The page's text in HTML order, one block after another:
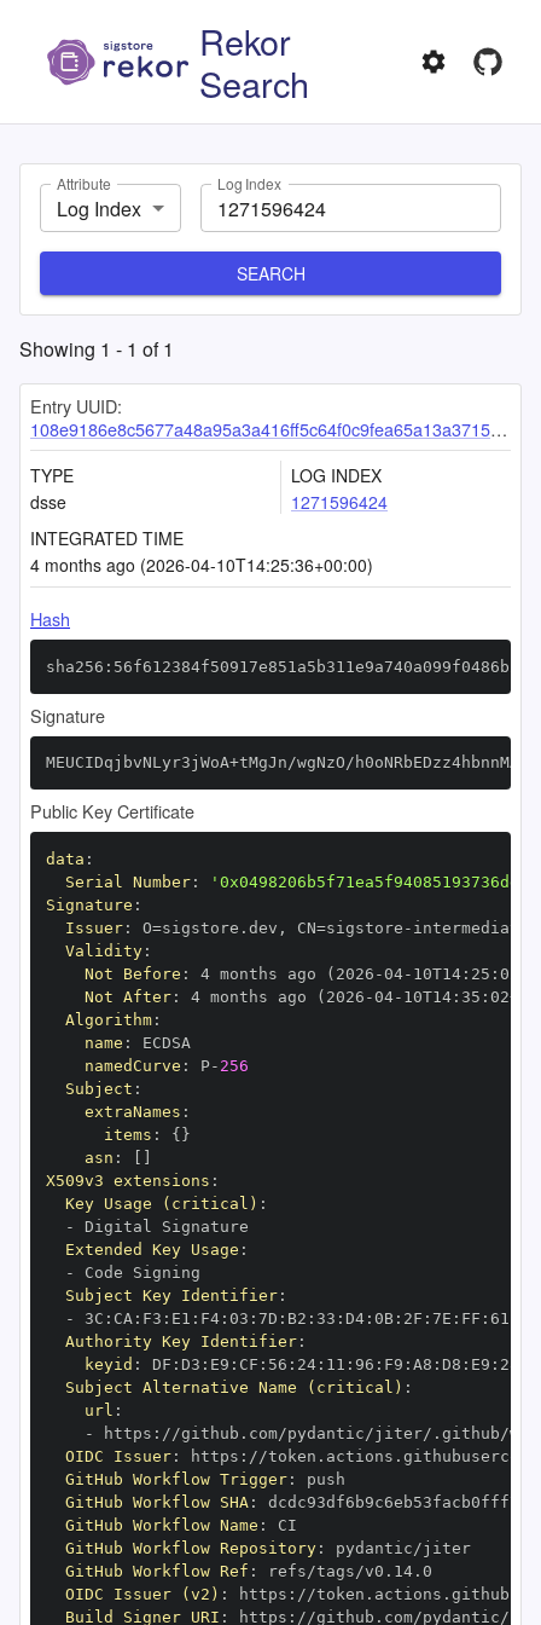
Rekor
Search
Attribute
Log Index
Log Index
SEARCH
Showing 1 - 1 of1
Entry UUID:
108e9186e8c5677a48a95a3a416ff5c64f0c9fea65a13a37159b3070187a4c7d46c62bc44d57d121
TYPE
dsse
LOG INDEX
1271596424
INTEGRATED TIME
4 months ago (2026-04-10T14:25:36+00:00)
Hash
Signature
MEUCIDqjbvNLyr3jWoA+tMgJn/wgNzO/
Public Key Certificate
data :
Serial Number:
Signature :
Issuer: O=sigstore.dev , CN=sigstore -
Validity:
Not Before : 4 months ago (2026 -04- 10T14: 25 :
Not After: 4 months ago (2026 -04- 10T14: 35 : 02+00
Algorithm:
name :
namedCurve : P- 256
Subject :
extraNames :
items : { }
asn :
X509v3 extensions :
Key Usage (critical) :
-
Extended Key Usage :
-
Subject Key Identifier:
-
3C : CA : F3 : E1 : F4: 03 : 7D : B2 : 33 : D4: 0B: 2F : 7E : FF : 61
Authority Key Identifier:
keyid : DF : D3 : E9 : CF : 56 : 24: 11 : 96 : F9 : A8 : D8 : E9 : 28
Subject Alternative Name (critical) :
url :
-
https :
OIDC Issuer: https :
GitHub Workflow Trigger:
GitHub Workflow SHA:
GitHub Workflow Name :
GitHub Workflow Repository:
pydantic/jiter
GitHub Workflow Ref :
OIDC Issuer (v2) : https :
Build Signer URI : https :